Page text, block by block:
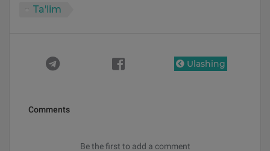
Ta'lim
Ulashing